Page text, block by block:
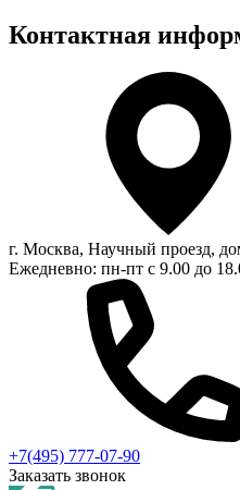
Контактная
г. Москва, Научный проезд,
Ежедневно: пн-пт с 9.00 до
+7(495) 777-07-90
Заказать звонок